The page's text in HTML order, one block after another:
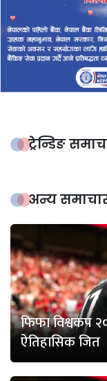
ट्रेन्डिङ
अन्य
फिफा विश्वकप
ऐतिहासिक जित